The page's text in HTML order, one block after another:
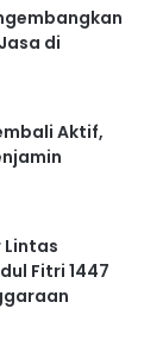
di
Aktif,
Lintas
Fitri 1447